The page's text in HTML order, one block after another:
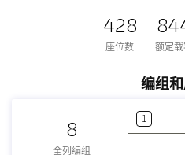
428
座位数 额定载
编组
8
全列编组
1